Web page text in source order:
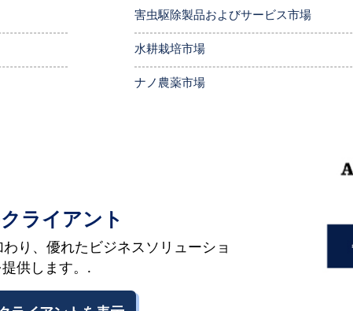
害虫駆除製品およびサービス市場
水耕栽培市場
ナノ農薬市場
ライアント
り、優れたビジネスソリューショ
供します。.